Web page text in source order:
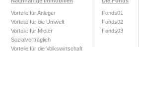
Vorteile für Anleger
Vorteile für die Umwelt
Vorteile für Mieter
Sozialverträglich
Vorteile für die Volkswirtschaft
Fonds01
Fonds02
Fonds03